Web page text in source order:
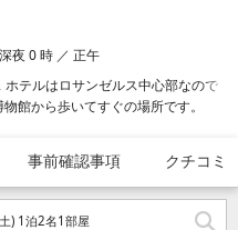
夜 0 時 ／ 正午
テルはロサンゼルス中心部なので
館から歩いてすぐの場所です。 こ
アリーナまで 0.2 km、ピーコッ
事前確認事項 クチコミ
) 1泊2名1部屋